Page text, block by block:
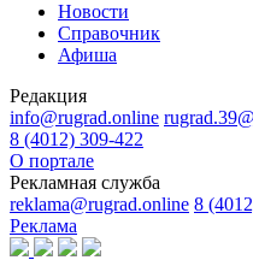
Новости
Справочник
Афиша
Редакция
info@rugrad.online
8 (4012) 309-422
О портале
Рекламная служба
reklama@rugrad.online 8
Реклама